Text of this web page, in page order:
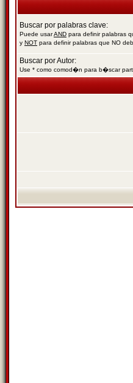
Buscar por palabras clave:
Puede usarAND para definir palabras
y NOT para definir palabras que NO
Buscar por Autor:
Use * como comod�n para b�scar